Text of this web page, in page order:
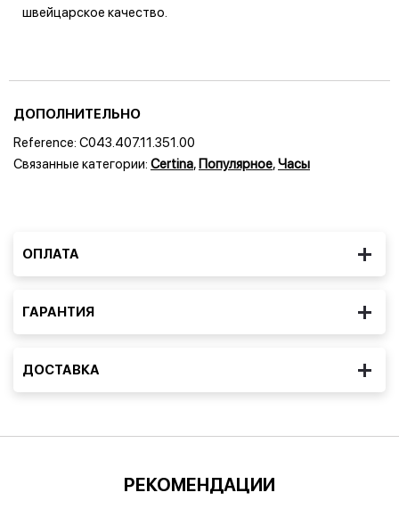
швейцарское качество.
ДОПОЛНИТЕЛЬНО
Reference: C043.407.11.351.00
Связанные категории: Certina, Популярное,Часы
ОПЛАТА
ГАРАНТИЯ
ДОСТАВКА
РЕКОМЕНДАЦИИ